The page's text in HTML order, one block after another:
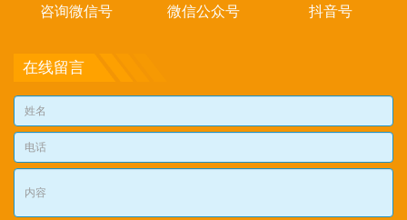
咨询微信号 微信公众号 抖音号
在线留言